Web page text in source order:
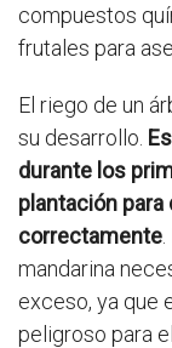
compuestos
frutales para
El riego de un
su desarrollo.
durante los
plantación
correctamente
mandarina
exceso, ya que
peligroso para